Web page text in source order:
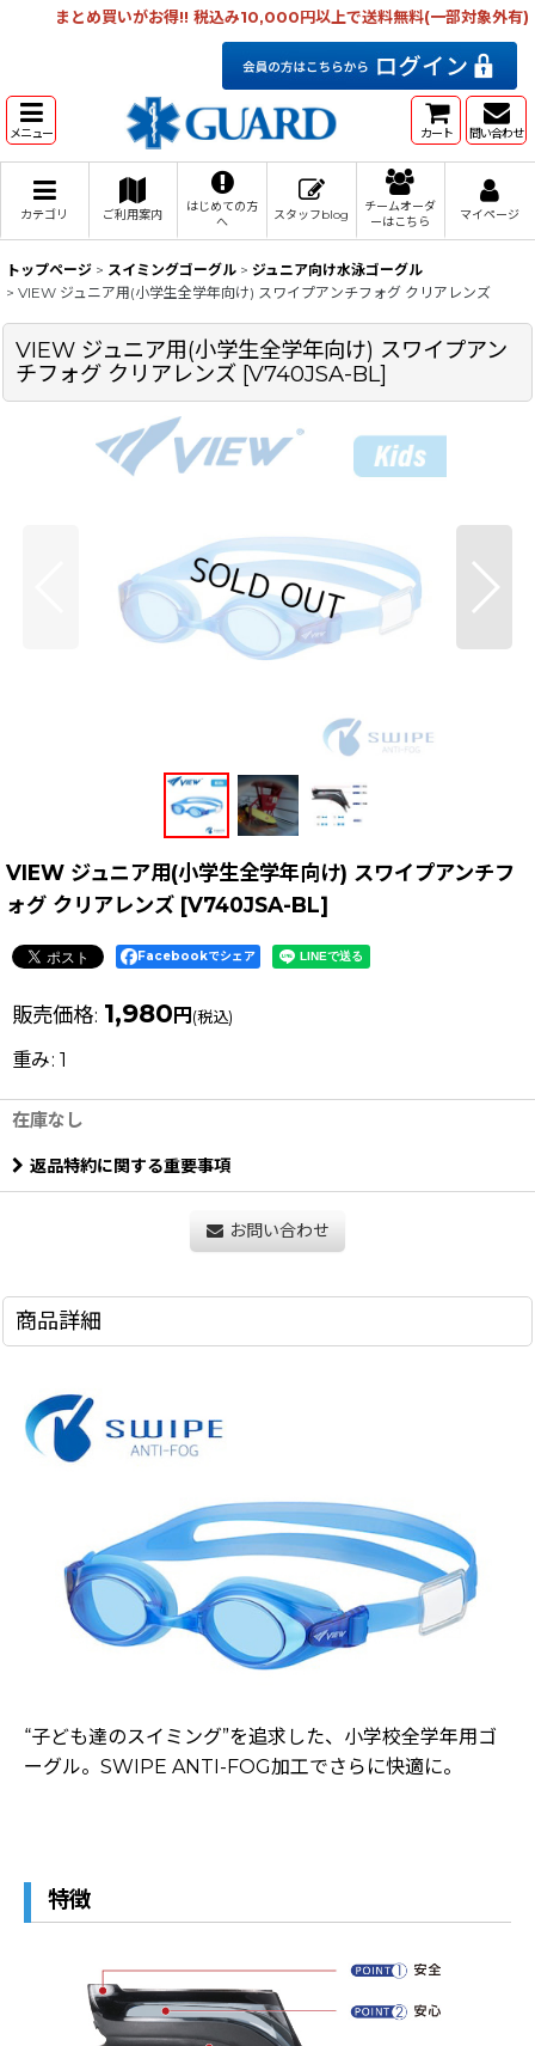
まとめ買いがお得!! 税込み10,000円以上で送料無料(一部対象外有)
メニュー カート 問い合わせ
カテゴリ ご利用案内
はじめての方
へ
スタッフblog
チームオーダ
ーはこちら
マイページ
トップページ > スイミングゴーグル > ジュニア向け水泳ゴーグル
> VIEW ジュニア用(小学生全学年向け) スワイプアンチフォグ クリアレンズ
VIEW ジュニア用(小学生全学年向け) スワイプアン
チフォグ クリアレンズ [V740JSA-BL]
VIEW ジュニア用(小学生全学年向け) スワイプアンチフ
ォグ クリアレンズ [V740JSA-BL]
Facebookでシェア
販売価格: 1,980 円 (税込)
重み: 1
在庫なし
返品特約に関する重要事項
お問い合わせ
商品詳細
“子ども達のスイミング”を追求した、小学校全学年用ゴ
ーグル。SWIPE ANTI-FOG加工でさらに快適に。
特徴